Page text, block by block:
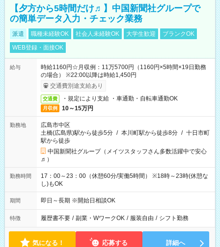
【夕方から5時間だけ♬】中国新聞社グループで
の簡単データ入力・チェック業務
派遣 職種未経験OK 社会人未経験OK 大学生歓迎
ブランクOK
WEB登録・面接OK
給与
時給1160円☆月収例：11万5700円（1160円×5時間×19日勤務
の場合） ※22:00以降は時給1,450円
交通費別途支給あり
交通費 ・規定により支給 ・車通勤・自転車通勤OK
月収例 10～15万円
勤務地
広島市中区
土橋(広島県)駅から徒歩5分 / 本川町駅から徒歩8分 / 十日市町
駅から徒歩
中国新聞社グループ（メイツスタッフさん多数活躍中で安心
♬）
勤務時間
17：00～23：00（休憩60分/実働5時間） ※18時～23時(休憩な
し)もOK
期間 即日～長期 ※開始日相談OK
特徴 履歴書不要 / 副業・WワークOK / 服装自由 / シフト勤務
気になる！ 応募する 詳細へ